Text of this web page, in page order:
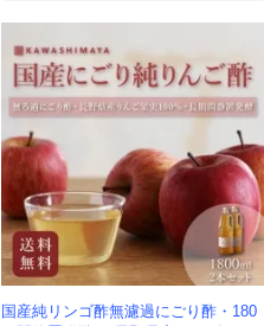
国産純リンゴ酢無濾過にごり酢・180